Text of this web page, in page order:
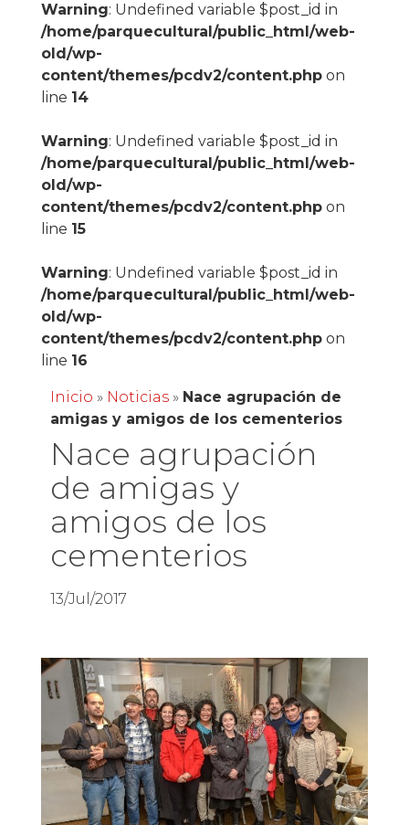
Warning: Undefined variable $post_id in
/home/parquecultural/public_html/web-
old/wp-
content/themes/pcdv2/content.phpon
line 14
Warning: Undefined variable $post_id in
/home/parquecultural/public_html/web-
old/wp-
content/themes/pcdv2/content.phpon
line 15
Warning: Undefined variable $post_id in
/home/parquecultural/public_html/web-
old/wp-
content/themes/pcdv2/content.phpon
line 16
Inicio » Noticias» Nace agrupación de
amigas y amigos de los cementerios
Nace agrupación
de amigas y
amigos de los
cementerios
13/Jul/2017